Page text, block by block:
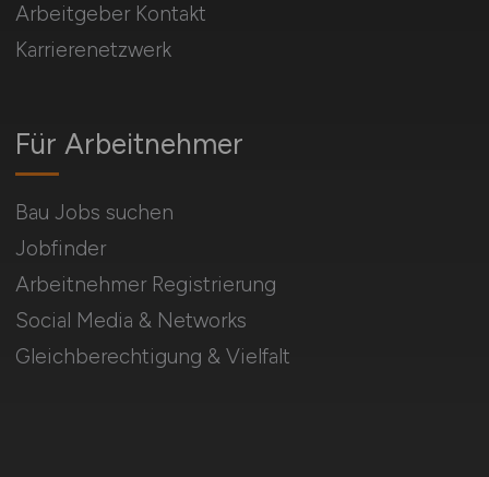
Für Arbeitnehmer
Bau Jobs suchen
Jobfinder
Arbeitnehmer Registrierung
Social Media & Networks
Gleichberechtigung & Vielfalt
Arbeitgeber Kontakt
Karrierenetzwerk